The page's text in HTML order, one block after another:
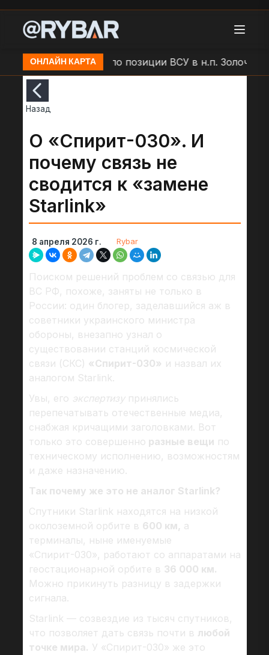
ОНЛАЙН КАРТА
БЛА "Молния" по позиции ВСУ в н.п. Золочев
Назад
О «Спирит-030». И
почему связь не
сводится к «замене
Starlink»
8 апреля 2026 г. Rybar
Поиском решений проблем со связью для
ВС РФ, похоже, заняты не только в
России: один блогер, заделавшийся аж в
советники украинского министра
обороны, внезапно узнал о
существовании станций космической
связи (СКС) «Спирит-030» и назвал их
аналогом Starlink.
Увы, его экспертизупринялись
перепечатывать отечественные медиа,
снабжая кричащими заголовками. Вот
только это совершенно разные вещи по
техническому исполнению, возможностям
и даже назначению.
Так почему же это не аналог Starlink?
Спутники Starlink находятся на низкой
околоземной орбите в 600 км, а
терминалы, ныне именуемые
«Спирит-030», работают со аппаратами на
геостационарной орбите в 36 000 км.
Можно прикинуть разницу в задержки
сигнала.
Starlink — созвездие из тысяч спутников,
что позволяет дать связь почти в любой
точке мира. У «Спирит-030» же это